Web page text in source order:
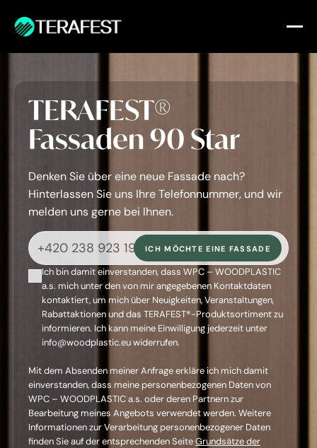
TERAFEST®
Fassaden90 Star
Denken Sie über eine neue Fassade nach?
Hinterlassen Sie uns Ihre Telefonnummer, und wir
melden uns gerne bei Ihnen.
ICH MÖCHTE EINE FASSADE
Ich bin damit einverstanden, dass WPC – WOODPLASTIC
a.s. mich unter den von mir angegebenen Kontaktdaten
kontaktiert, um mich über Neuigkeiten, Veranstaltungen,
Rabattaktionen und das TERAFEST®-Produktsortiment zu
informieren. Ich kann meine Einwilligung jederzeit unter
info@woodplastic.eu widerrufen.
Mit dem Absenden meiner Anfrage erkläre ich mich damit
einverstanden, dass meine personenbezogenen Daten von
WPC – WOODPLASTIC a.s. oder deren Partnern zur
Bearbeitung meines Angebots verwendet werden. Weitere
Informationen zur Verarbeitung personenbezogener Daten
finden Sie auf der entsprechenden SeiteGrundsätze der